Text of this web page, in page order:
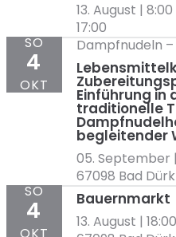
13. August | 8:00
17:00
Einführung in
traditionelle
begleitender
Dampfnudeln –
05. September
67098 Bad
SO
4
OKT
Bauernmarkt
13. August | 18:00
SO
4
OKT